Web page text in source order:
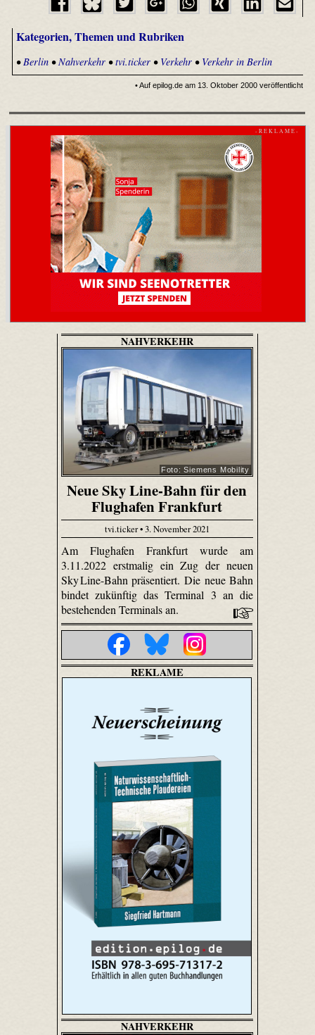
Kategorien, Themen und Rubriken
• Berlin•Nahverkehr•tvi.ticker• Verkehr• Verkehr in Berlin
• Auf epilog.de am 13. Oktober 2000 veröffentlicht
- R E K L A M E -
NAHVERKEHR
Foto: Siemens Mobility
Neue Sky Line-Bahn für den
Flughafen Frankfurt
tvi.ticker • 3. November 2021
Am Flughafen Frankfurt wurde am
3.11.2022 erstmalig ein Zug der neuen
Sky Line-Bahn präsentiert. Die neue Bahn
bindet zukünftig das Terminal 3 an die
bestehenden Terminals an.
REKLAME
NAHVERKEHR